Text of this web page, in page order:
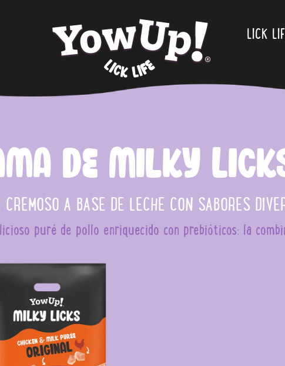
. LICK
de Milky
A BASE DE LECHE CON SABORES
puré de pollo enriquecido con prebióticos: la